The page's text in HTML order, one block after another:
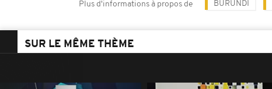
Plus d'informations à propos de BURUNDI
SUR LE MÊME THÈME